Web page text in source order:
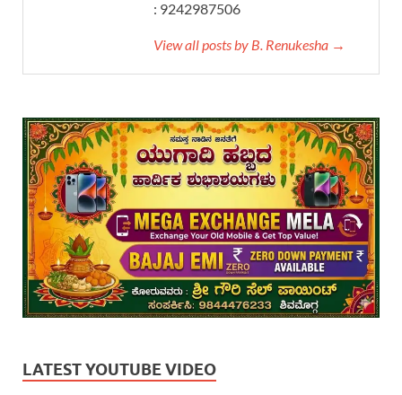
: 9242987506
View all posts by B. Renukesha →
LATEST YOUTUBE VIDEO